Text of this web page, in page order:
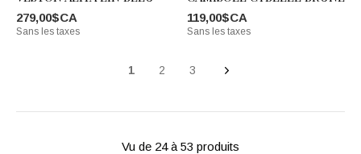
279,00$CA
Sans les taxes
119,00$CA
Sans les taxes
1 2 3
Vu de 24 à 53 produits